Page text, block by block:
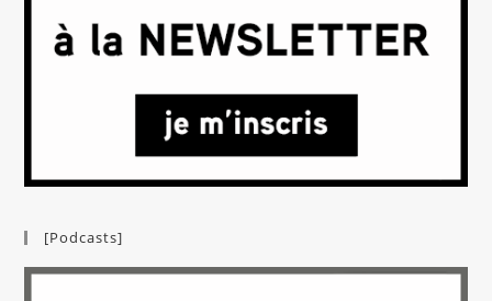
[Podcasts]